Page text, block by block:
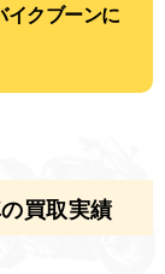
イクブーンに
買取実績